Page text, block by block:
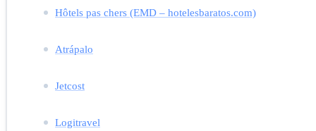
Hôtels pas chers (EMD – hotelesbaratos.com)
Atrápalo
Jetcost
Logitravel